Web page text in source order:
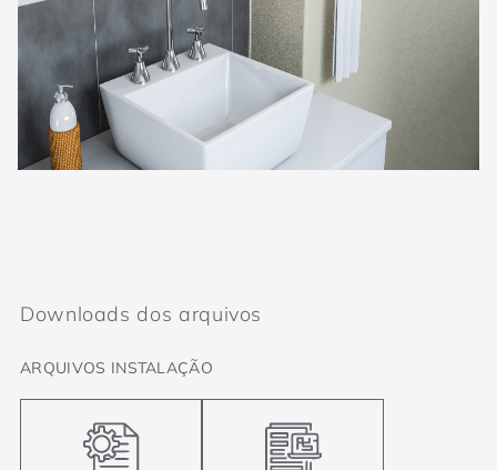
Downloads dos arquivos
ARQUIVOS INSTALAÇÃO